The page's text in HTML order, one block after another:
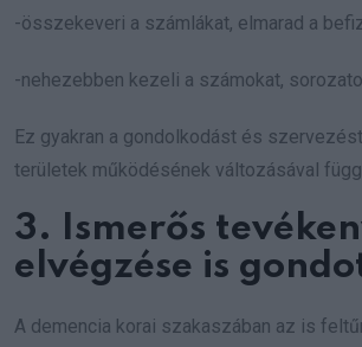
-összekeveri a számlákat, elmarad a
-nehezebben kezeli a számokat,
Ez gyakran a gondolkodást és
területek működésének változásával
3. Ismerős
elvégzése is
A demencia korai szakaszában az is